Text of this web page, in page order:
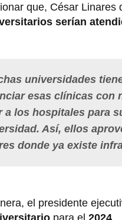
que, César Linares
serían
universidades
esas clínicas con
a los hospitales para
Así, ellos
donde ya existe
el presidente